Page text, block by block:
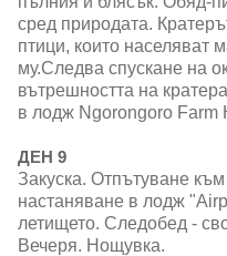
сред природата.
птици, които населяват
му.Следва спускане на
вътрешността на
в лодж Ngorongoro Farm
ДЕН 9
Закуска. Отпътуване
настаняване в лодж
летището. Следобед -
Вечеря. Нощувка.